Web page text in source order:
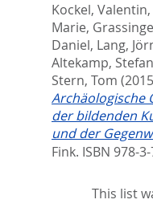
Kockel, Valentin,
Marie,
Daniel, Lang,
Altekamp, Stefan
Stern, Tom
Archäologische
der bildenden
und der
Fink. ISBN 978-
This list